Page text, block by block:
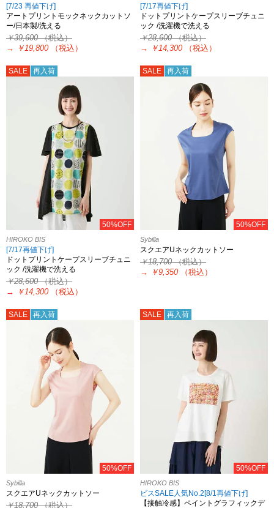
[7/23 再値下げ]
アートプリントモックネックカットソ
ー/日本製/洗える
￥39,600（税込）
→
￥19,800 （税込）
[7/17再値下げ]
ドットプリントケープスリーブチュニ
ック /洗濯機で洗える
￥28,600（税込）
→
￥14,300 （税込）
SALE 再入荷
50%OFF
HIROKO BIS
[7/17再値下げ]
ドットプリントケープスリーブチュニ
ック /洗濯機で洗える
￥28,600（税込）
→
￥14,300 （税込）
SALE 再入荷
50%OFF
Sybilla
スクエアUネックカットソー
￥18,700（税込）
→
￥9,350 （税込）
SALE 再入荷
50%OFF
Sybilla
スクエアUネックカットソー
￥18,700（税込）
SALE 再入荷
50%OFF
HIROKO BIS
ビスSALE人気No.2[8/1再値下げ]
【接触冷感】ペイントグラフィックデ